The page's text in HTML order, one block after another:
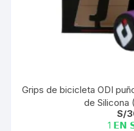
Grips de bicicleta ODI
de Silicona
S/
1 𝗘𝗡